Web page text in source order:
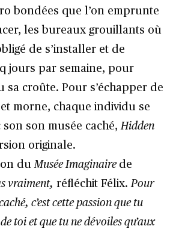
bondées que l’on emprunte
les bureaux grouillants où
de s’installer et de
jours par semaine, pour
sa croûte. Pour s’échapper de
et morne, chaque individu se
son musée caché,Hidden
originale.
duMusée Imaginaire de
vraiment, réfléchit Félix.Pour
c’est cette passion que tu
toi et que tu ne dévoiles qu’aux